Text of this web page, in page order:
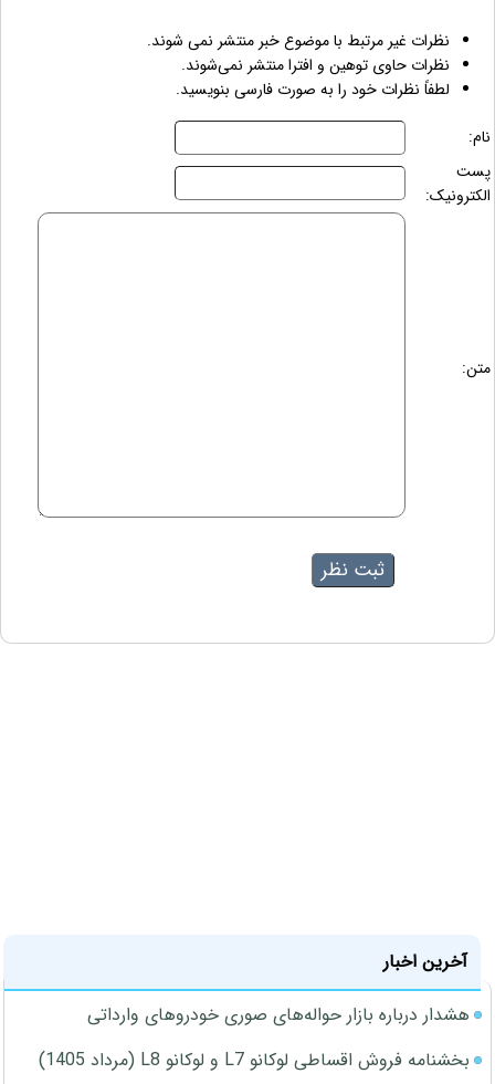
نظرات غیر مرتبط با موضوع خبر منتشر نمی شوند.
نظرات حاوی توهین و افترا منتشر نمی‌شوند.
لطفاً نظرات خود را به صورت فارسی بنویسید.
نام:
پست
الکترونیک:
متن:
آخرین اخبار
هشدار درباره بازار حواله‌های صوری خودروهای وارداتی
بخشنامه فروش اقساطی لوکانو L7 و لوکانو L8 (مرداد 1405)